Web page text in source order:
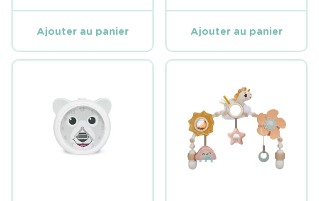
Ajouter au panier Ajouter au panier